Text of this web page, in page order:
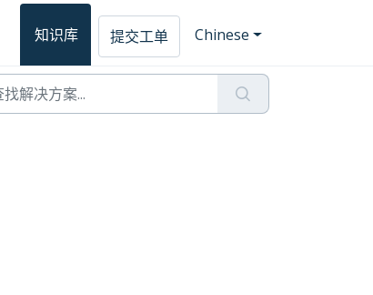
知识库 提交工单 Chinese